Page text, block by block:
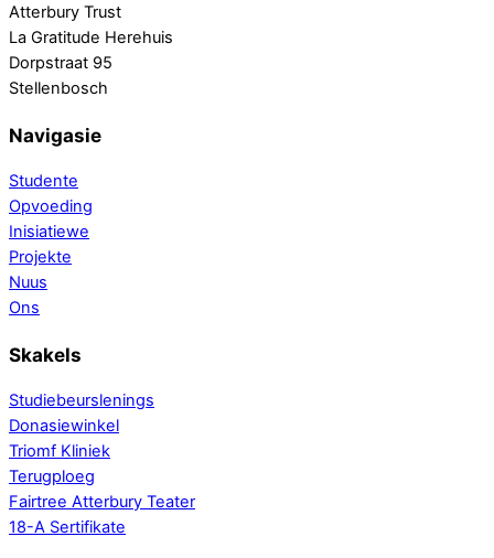
Atterbury Trust
La Gratitude Herehuis
Dorpstraat 95
Stellenbosch
Navigasie
Studente
Opvoeding
Inisiatiewe
Projekte
Nuus
Ons
Skakels
Studiebeurslenings
Donasiewinkel
Triomf Kliniek
Terugploeg
Fairtree Atterbury Teater
18-A Sertifikate